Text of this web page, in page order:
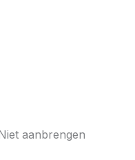
aanbrengen